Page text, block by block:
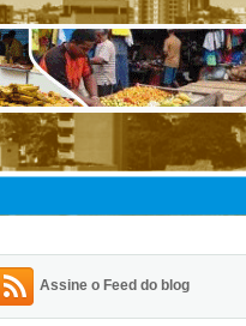
Assine o Feed do blog